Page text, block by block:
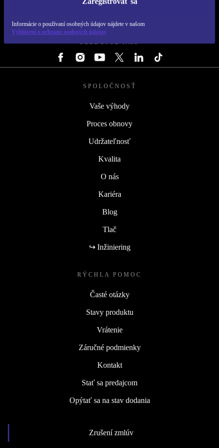
Informácie o používaní osobných údajov nájdete v našom
Vyhlásení o ochrane osobných údajov
SLEDUJTE NÁS
SPOLOČNOSŤ
Vaše výhody
Proces obnovy
Udržateľnosť
Kvalita
O nás
Kariéra
Blog
Tlač
↪ Inžiniering
RÝCHLA POMOC
Časté otázky
Stavy produktu
Vrátenie
Záručné podmienky
Kontakt
Stať sa predajcom
Opýtať sa na stav dodania
Zrušení zmlúv